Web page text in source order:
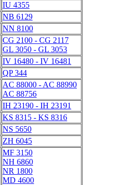
IU 4355
NB 6129
NN 8100
CG 2100 - CG 2117
GL 3050 - GL 3053
IV 16480 - IV 16481
QP 344
AC 88000 - AC 88990
AC 88756
IH 23190 - IH 23191
KS 8315 - KS 8316
NS 5650
ZH 6045
MF 3150
NH 6860
NR 1800
MD 4600